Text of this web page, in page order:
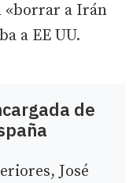
«borrar a Irán
a EE UU.
de
José